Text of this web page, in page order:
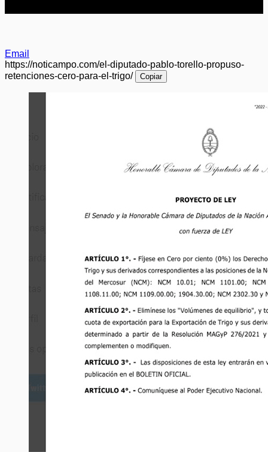
Email
https://noticampo.com/el-diputado-pablo-torello-propuso-
retenciones-cero-para-el-trigo/
Copiar